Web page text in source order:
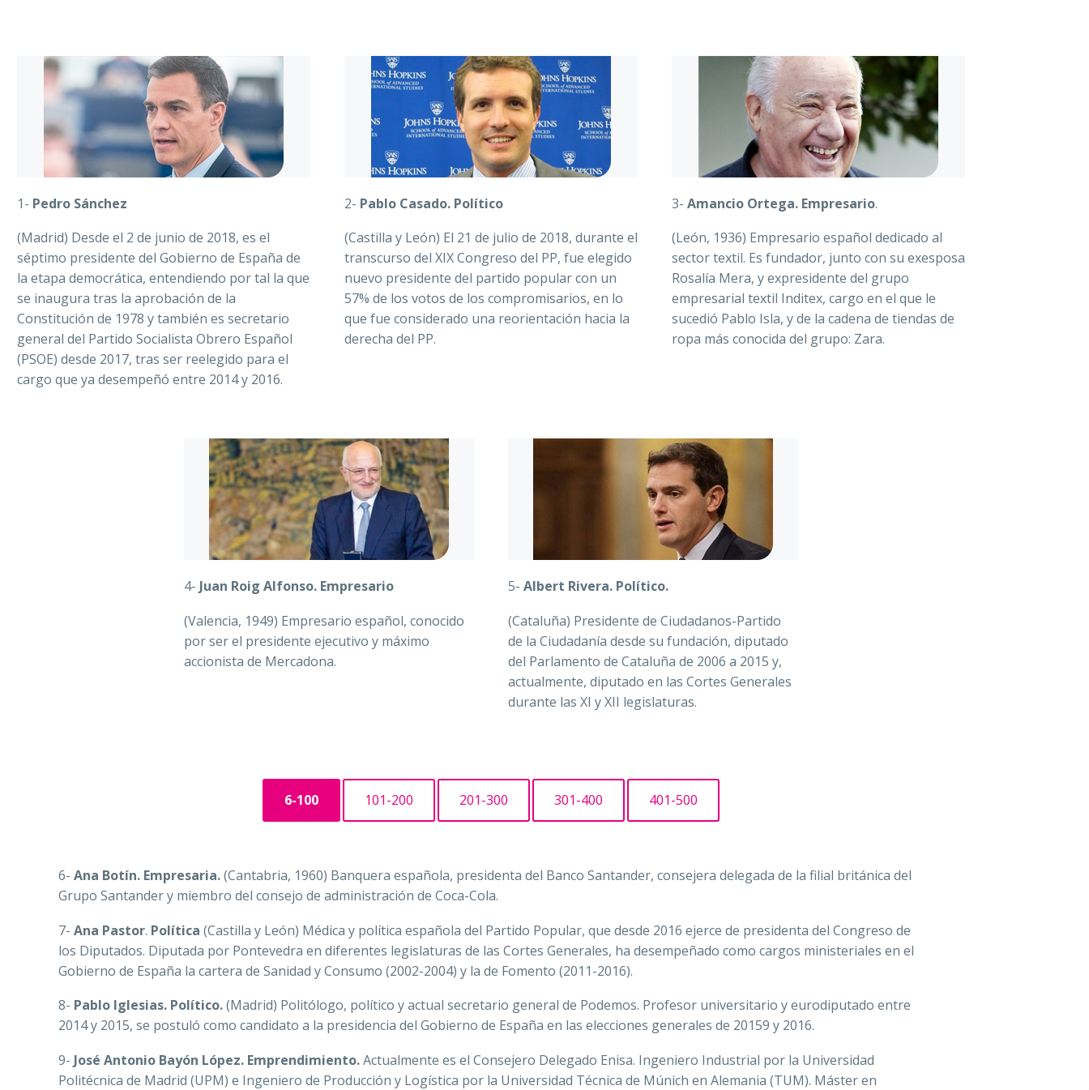
1- Pedro Sánchez
(Madrid) Desde el 2 de junio de 2018, es el
séptimo presidente del Gobierno de España de
la etapa democrática, entendiendo por tal la que
se inaugura tras la aprobación de la
Constitución de 1978 y también es secretario
general del Partido Socialista Obrero Español
(PSOE) desde 2017, tras ser reelegido para el
cargo que ya desempeñó entre 2014 y 2016.
2- Pablo Casado. Político
(Castilla y León) El 21 de julio de 2018, durante el
transcurso del XIX Congreso del PP, fue elegido
nuevo presidente del partido popular con un
57% de los votos de los compromisarios, en lo
que fue considerado una reorientación hacia la
derecha del PP.
3- Amancio Ortega. Empresario.
(León, 1936) Empresario español dedicado al
sector textil. Es fundador, junto con su exesposa
Rosalía Mera, y expresidente del grupo
empresarial textil Inditex, cargo en el que le
sucedió Pablo Isla, y de la cadena de tiendas de
ropa más conocida del grupo: Zara.
4- Juan Roig Alfonso. Empresario
(Valencia, 1949) Empresario español, conocido
por ser el presidente ejecutivo y máximo
accionista de Mercadona.
5- Albert Rivera. Político.
(Cataluña) Presidente de Ciudadanos-Partido
de la Ciudadanía desde su fundación, diputado
del Parlamento de Cataluña de 2006 a 2015 y,
actualmente, diputado en las Cortes Generales
durante las XI y XII legislaturas.
6- Ana Botín. Empresaria.(Cantabria, 1960) Banquera española, presidenta del Banco Santander, consejera delegada de la filial británica del
Grupo Santander y miembro del consejo de administración de Coca-Cola.
7- Ana Pastor. Política (Castilla y León) Médica y política española del Partido Popular, que desde 2016 ejerce de presidenta del Congreso de
los Diputados. Diputada por Pontevedra en diferentes legislaturas de las Cortes Generales, ha desempeñado como cargos ministeriales en el
Gobierno de España la cartera de Sanidad y Consumo (2002-2004) y la de Fomento (2011-2016).
8- Pablo Iglesias. Político.(Madrid) Politólogo, político y actual secretario general de Podemos. Profesor universitario​ y eurodiputado entre
2014 y 2015,​ se postuló como candidato a la presidencia del Gobierno de España en las elecciones generales de 20159​ y 2016.
9- José Antonio Bayón López. Emprendimiento.Actualmente es el Consejero Delegado Enisa. Ingeniero Industrial por la Universidad
Politécnica de Madrid (UPM) e Ingeniero de Producción y Logística por la Universidad Técnica de Múnich en Alemania (TUM). Máster en
6-100 101-200 201-300 301-400 401-500